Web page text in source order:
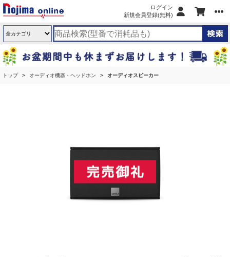
ログイン
新規会員登録(無料)
トップ オーディオ機器・ヘッドホン オーディオスピーカー